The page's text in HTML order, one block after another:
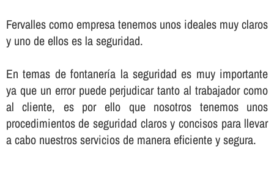
Fervalles como empresa tenemos unos ideales muy claros
y uno de ellos es la seguridad.
En temas de fontanerí­a la seguridad es muy importante
ya que un error puede perjudicar tanto al trabajador como
al cliente, es por ello que nosotros tenemos unos
procedimientos de seguridad claros y concisos para llevar
a cabo nuestros servicios de manera eficiente y segura.